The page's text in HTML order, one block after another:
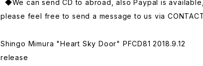
◆We can send CD to abroad, also Paypal is available,
please feel free to send a message to us via
Shingo Mimura "Heart Sky Door" PFCD81 2018.9.12
release